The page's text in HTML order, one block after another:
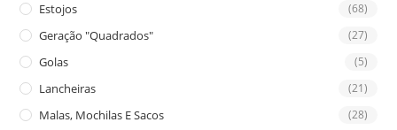
Estojos (68)
Geração "Quadrados" (27)
Golas (5)
Lancheiras (21)
Malas, Mochilas E Sacos (28)